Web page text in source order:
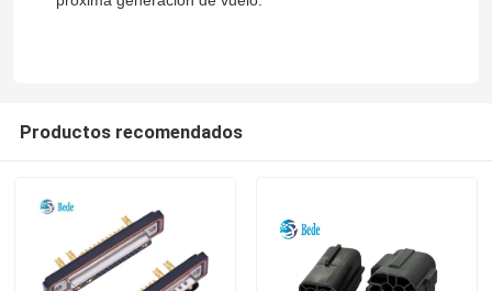
Contacta con nosotros
Noticias
El blog
Productos recomendados